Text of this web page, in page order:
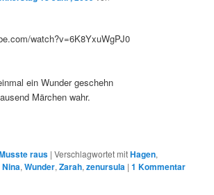
watch?v=6K8YxuWgPJ0
ein Wunder geschehn
Märchen wahr.
raus |Verschlagwortet mitHagen,
Nina,Wunder,Zarah,zenursula |1 Kommentar